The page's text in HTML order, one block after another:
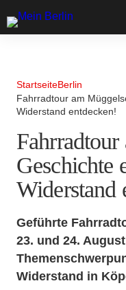
StartseiteBerlin
Fahrradtour am
Widerstand entdecken!
Fahrradtour
Geschichte
Widerstand
Geführte
23. und 24.
Widerstand in